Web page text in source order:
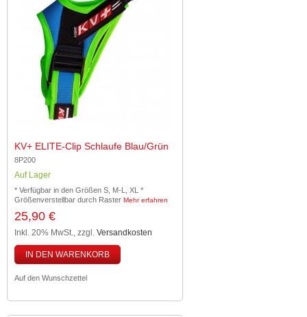
KV+ ELITE-Clip Schlaufe Blau/grün
8P200
Auf Lager
* Verfügbar in den Größen S, M-L, XL *
Größenverstellbar durch Raster Mehr erfahren
25,90 €
Inkl. 20% MwSt., zzgl. Versandkosten
IN DEN WARENKORB
Auf den Wunschzettel